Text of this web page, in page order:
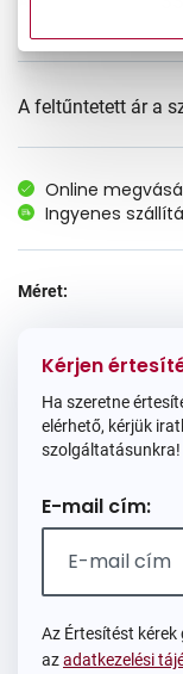
A feltűntetett ár a
Online
Ingyenes
Méret:
Kérjen
Ha szeretne
elérhető, kérjük
szolgáltatásunkra!
E-mail cím:
Az Értesítést
azadatkezelési